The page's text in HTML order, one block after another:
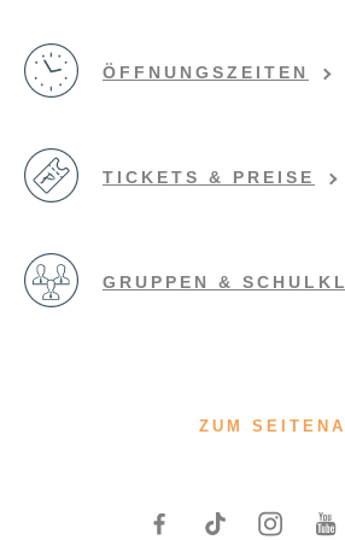
ÖFFNUNGSZEITEN
TICKETS & PREISE
GRUPPEN &
ZUM